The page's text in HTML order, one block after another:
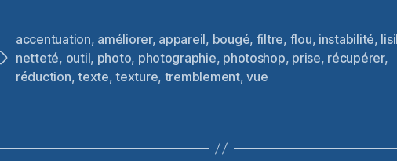
accentuation, améliorer, appareil, bougé, filtre, flou, instabilité,
netteté, outil, photo, photographie, photoshop, prise, récupérer,
réduction,texte,texture, tremblement,vue